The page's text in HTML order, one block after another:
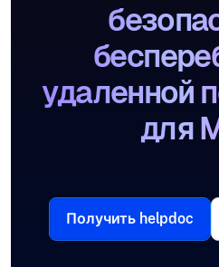
удаленной
для
Получить helpdoc